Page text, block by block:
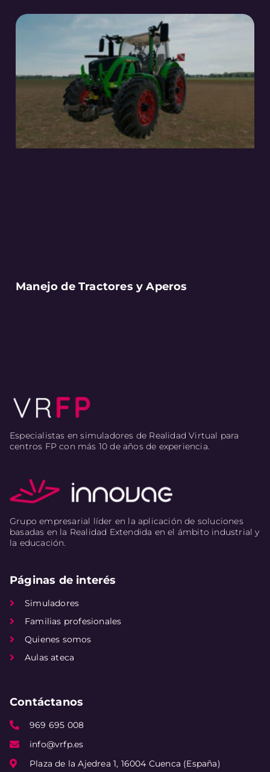
Manejo de Tractores y Aperos
Especialistas en simuladores de Realidad Virtual para
centros FP con más 10 de años de experiencia.
Grupo empresarial líder en la aplicación de soluciones
basadas en la Realidad Extendida en el ámbito industrial y
la educación.
Páginas de interés
Simuladores
Familias profesionales
Quienes somos
Aulas ateca
Contáctanos
969 695 008
info@vrfp.es
Plaza de la Ajedrea 1, 16004 Cuenca (España)